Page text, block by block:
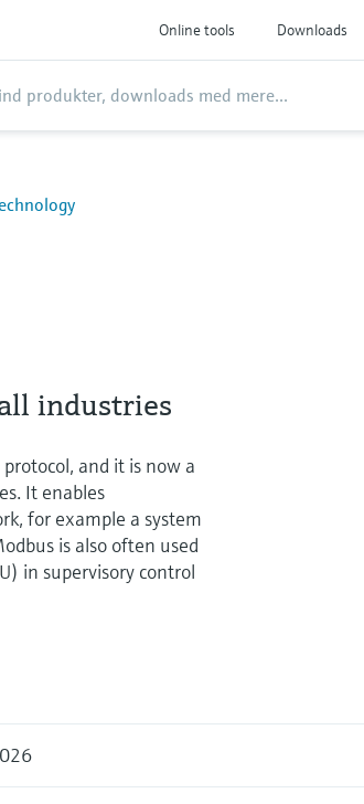
Online tools Downloads
industries
and it is now a
It enables
for example a system
is also often used
in supervisory control